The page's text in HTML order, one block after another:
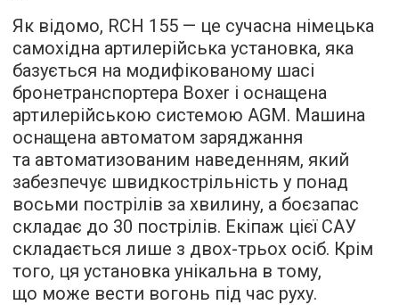
Як відомо, RCH 155 — це сучасна німецька
самохідна артилерійська установка, яка
базується на модифікованому шасі
бронетранспортера Boxer і оснащена
артилерійською системою AGM. Машина
оснащена автоматом заряджання
та автоматизованим наведенням, який
забезпечує швидкострільність у понад
восьми пострілів за хвилину, а боєзапас
складає до 30 пострілів. Екіпаж цієї САУ
складається лише з двох-трьох осіб. Крім
того, ця установка унікальна в тому,
що може вести вогонь під час руху.